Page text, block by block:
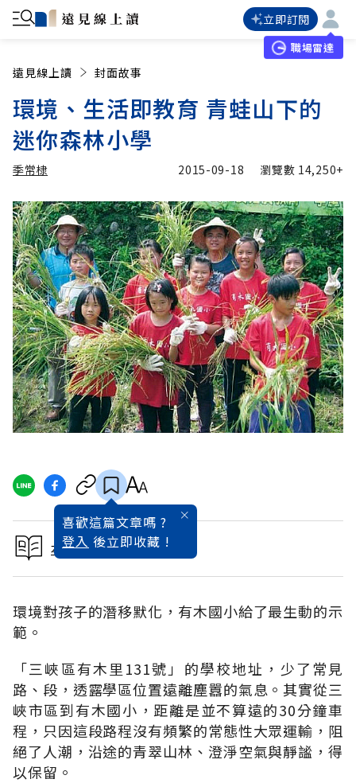
立即訂閱
職場雷達
遠見線上讀 封面故事
環境、生活即教育 青蛙山下的
迷你森林小學
季常棣
季常棣 加入追蹤
2015-09-18 瀏覽數 14,250+
喜歡這篇文章嗎 ?
登入 後立即收藏 !
本文出自教育好好玩
環境對孩子的潛移默化，有木國小給了最生動的示
範。
「三峽區有木里131號」的學校地址，少了常見
路、段，透露學區位置遠離塵囂的氣息。其實從三
峽市區到有木國小，距離是並不算遠的30分鐘車
程，只因這段路程沒有頻繁的常態性大眾運輸，阻
絕了人潮，沿途的青翠山林、澄淨空氣與靜謐，得
以保留。